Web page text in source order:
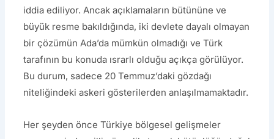
iddia ediliyor. Ancak açıklamaların bütününe ve
büyük resme bakıldığında, iki devlete dayalı olmayan
bir çözümün Ada’da mümkün olmadığı ve Türk
tarafının bu konuda ısrarlı olduğu açıkça görülüyor.
Bu durum, sadece 20 Temmuz’daki gözdağı
niteliğindeki askeri gösterilerden anlaşılmamaktadır.
Her şeyden önce Türkiye bölgesel gelişmeler